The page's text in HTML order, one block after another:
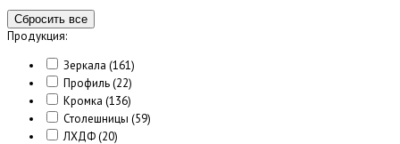
Сбросить все
Продукция:
Зеркала (161)
Профиль(22)
Кромка (136)
Столешницы (59)
ЛХДФ(20)